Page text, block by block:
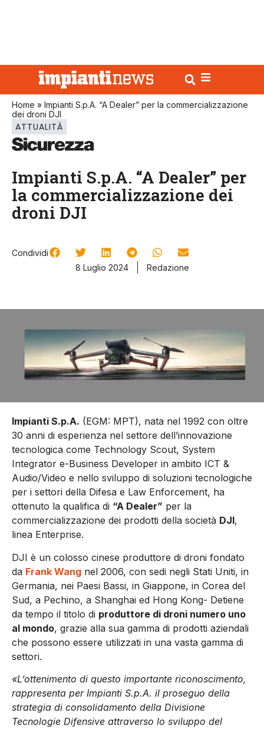
Home » Impianti S.p.A. “A Dealer” per la commercializzazione
dei droni DJI
ATTUALITÀ
Impianti S.p.A. “A Dealer” per
la commercializzazione dei
droni DJI
Condividi
8 Luglio 2024
Redazione
Impianti S.p.A. (EGM: MPT), nata nel 1992 con oltre
30 anni di esperienza nel settore dell’innovazione
tecnologica come Technology Scout, System
Integrator e-Business Developer in ambito ICT &
Audio/Video e nello sviluppo di soluzioni tecnologiche
per i settori della Difesa e Law Enforcement, ha
ottenuto la qualifica di “A Dealer” per la
commercializzazione dei prodotti della società DJI,
linea Enterprise.
DJI è un colosso cinese produttore di droni fondato
da Frank Wang nel 2006, con sedi negli Stati Uniti, in
Germania, nei Paesi Bassi, in Giappone, in Corea del
Sud, a Pechino, a Shanghai ed Hong Kong- Detiene
da tempo il titolo di produttore di droni numero uno
al mondo, grazie alla sua gamma di prodotti aziendali
che possono essere utilizzati in una vasta gamma di
settori.
«L’ottenimento di questo importante riconoscimento,
rappresenta per Impianti S.p.A. il proseguo della
strategia di consolidamento della Divisione
Tecnologie Difensive attraverso lo sviluppo del